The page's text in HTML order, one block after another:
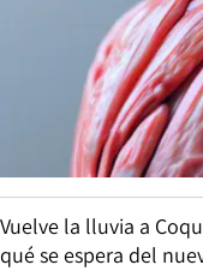
Vuelve la lluvia a
qué se espera del